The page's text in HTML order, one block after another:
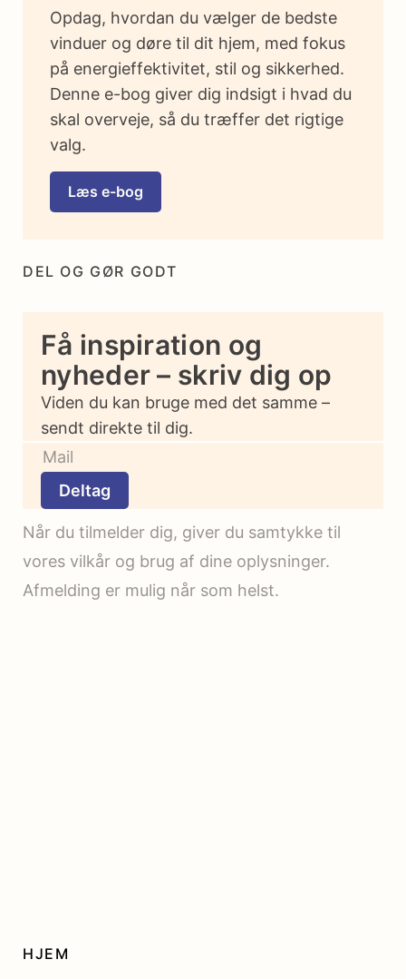
DEL OG GØR GODT
Få inspiration og
nyheder – skriv dig op
Viden du kan bruge med det samme –
sendt direkte til dig.
Deltag
Når du tilmelder dig, giver du samtykke til
vores vilkår og brug af dine oplysninger.
Afmelding er mulig når som helst.
Opdag, hvordan du vælger de bedste
vinduer og døre til dit hjem, med fokus
på energieffektivitet, stil og sikkerhed.
Denne e-bog giver dig indsigt i hvad du
skal overveje, så du træffer det rigtige
valg.
Læs e-bog
HJEM